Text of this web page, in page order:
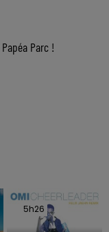
Parc !
5h26
5h26